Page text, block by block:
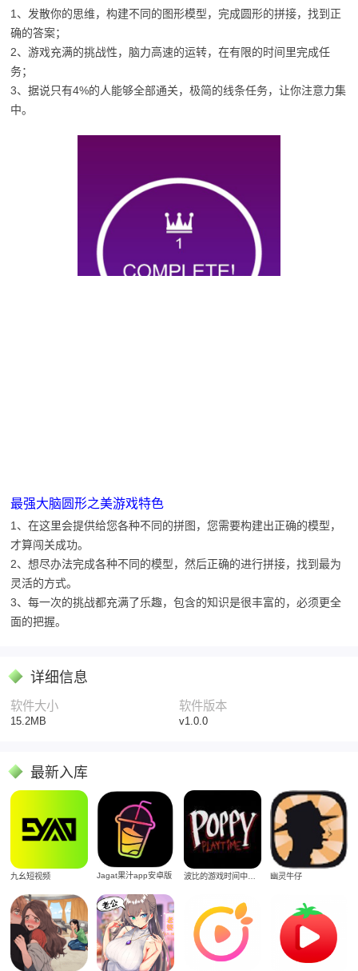
1、发散你的思维，构建不同的图形模型，完成圆形的拼接，找到正
确的答案；
2、游戏充满的挑战性，脑力高速的运转，在有限的时间里完成任
务；
3、据说只有4%的人能够全部通关，极简的线条任务，让你注意力集
中。
最强大脑圆形之美游戏特色
1、在这里会提供给您各种不同的拼图，您需要构建出正确的模型，
才算闯关成功。
2、想尽办法完成各种不同的模型，然后正确的进行拼接，找到最为
灵活的方式。
3、每一次的挑战都充满了乐趣，包含的知识是很丰富的，必须更全
面的把握。
详细信息
软件大小
15.2MB
软件版本
v1.0.0
最新入库
九幺短视频 Jagat果汁app安卓版 波比的游戏时间中文版 幽灵牛仔